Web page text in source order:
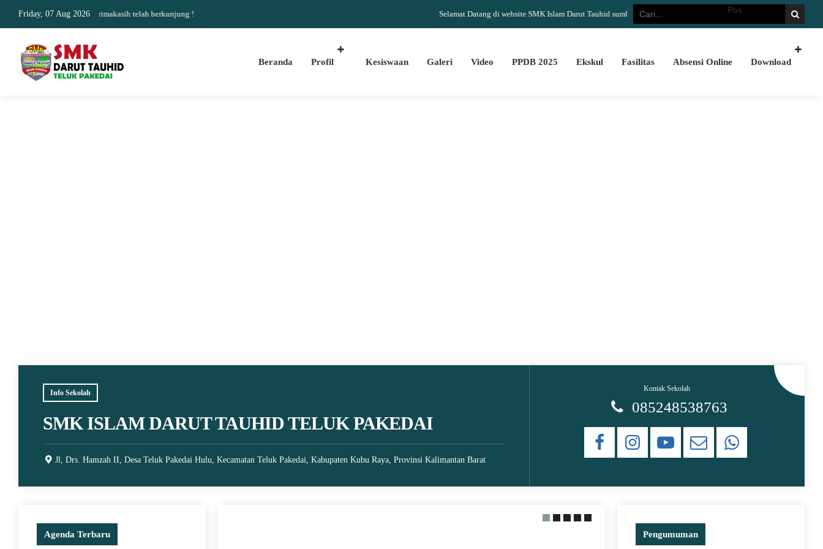
Friday, 07 Aug 2026 Selamat Datang di website SMK Islam Darut Tauhid sumber informasi yang akurat dan update Terimakasih telah
akurat dan update Terimakasih telah berkunjung !
Beranda Profil Kesiswaan Galeri Video PPDB 2025 Ekskul Fasilitas Absensi Online Download
Info Sekolah
SMK ISLAM DARUT TAUHID TELUK PAKEDAI
Jl, Drs. Hamzah II, Desa Teluk Pakedai Hulu, Kecamatan Teluk Pakedai, Kabupaten Kubu Raya, Provinsi Kalimantan Barat
Kontak Sekolah
085248538763
Agenda Terbaru Pengumuman